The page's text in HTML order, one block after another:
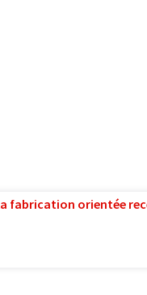
fabrication orientée